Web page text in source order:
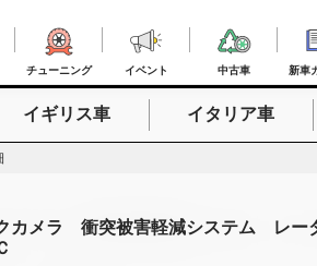
チューニング イベント 中古車 新車
イギリス車 イタリア車
メラ 衝突被害軽減システム レ